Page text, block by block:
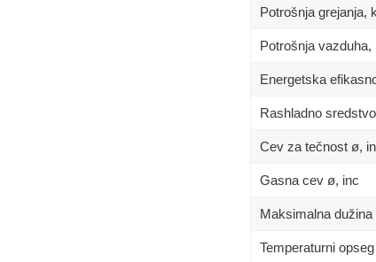
Potrošnja grejanja,
Potrošnja vazduha,
Energetska
Rashladno sredstvo
Cev za tečnost ø,
Gasna cev ø, inc
Maksimalna dužina
Temperaturni